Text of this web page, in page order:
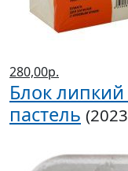
280,00р.
Блок
пастель